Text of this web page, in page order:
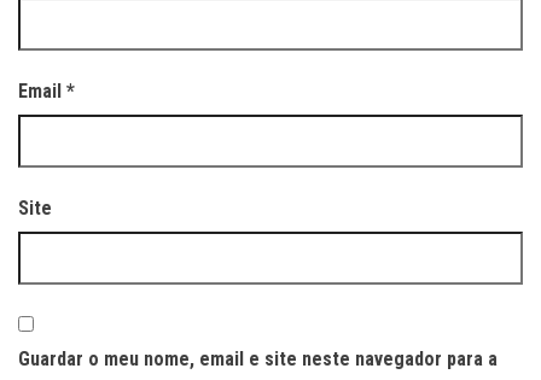
Email *
Site
Guardar o meu nome, email e site neste navegador para a